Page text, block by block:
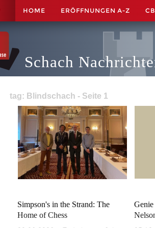
HOME ERÖFFNUNGEN A-Z
Schach
tag: Blindschach - Seite 1
Simpson's in the Strand: The
Home of Chess